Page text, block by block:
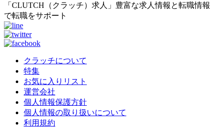
「CLUTCH（クラッチ）求人」豊富な求人情報と転職情報
で転職をサポート
クラッチについて
特集
お気に入りリスト
運営会社
個人情報保護方針
個人情報の取り扱いについて
利用規約